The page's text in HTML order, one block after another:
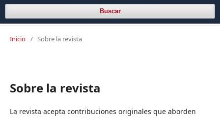
Buscar
Inicio / Sobre la revista
Sobre la revista
La revista acepta contribuciones originales que aborden